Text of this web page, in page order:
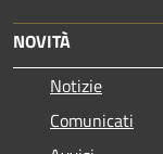
NOVITÀ
Notizie
Comunicati